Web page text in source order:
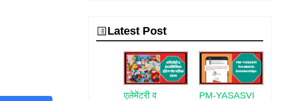
Latest Post
एलेमेंटरी व
PM-YASASVI